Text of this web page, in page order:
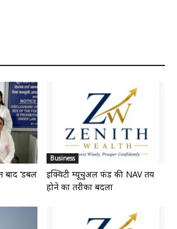
बाद ‘डबल
Business
इक्विटी म्यूचुअल फंड की NAV तय
होने का तरीका बदला